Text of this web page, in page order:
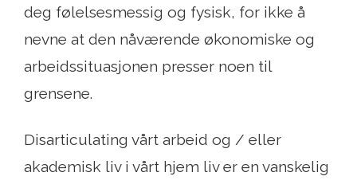
deg følelsesmessig og fysisk, for ikke å
nevne at den nåværende økonomiske og
arbeidssituasjonen presser noen til
grensene.
Disarticulating vårt arbeid og / eller
akademisk liv i vårt hjem liv er en vanskelig